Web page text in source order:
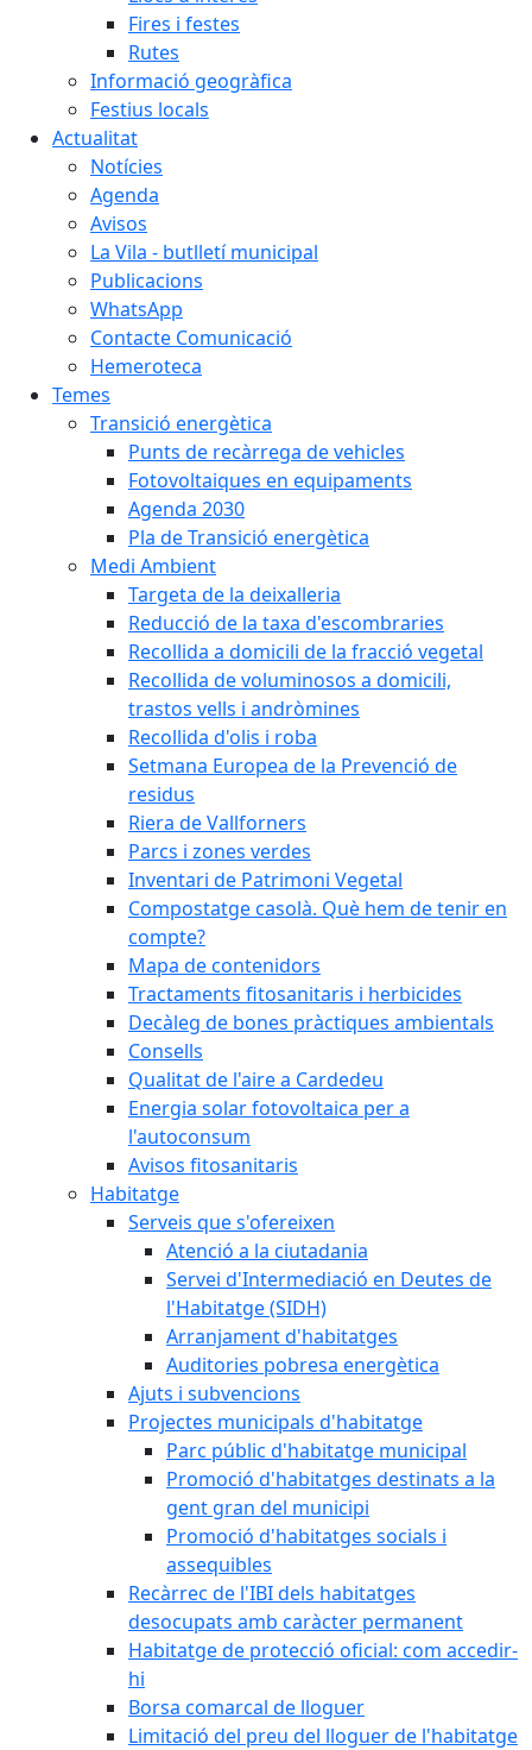
Fires i festes
Rutes
Informació geogràfica
Festius locals
Actualitat
Notícies
Agenda
Avisos
La Vila - butlletí municipal
Publicacions
WhatsApp
Contacte Comunicació
Hemeroteca
Temes
Transició energètica
Punts de recàrrega de vehicles
Fotovoltaiques en equipaments
Agenda 2030
Pla de Transició energètica
Medi Ambient
Targeta de la deixalleria
Reducció de la taxa d'escombraries
Recollida a domicili de la fracció vegetal
Recollida de voluminosos a domicili,
trastos vells i andròmines
Recollida d'olis i roba
Setmana Europea de la Prevenció de
residus
Riera de Vallforners
Parcs i zones verdes
Inventari de Patrimoni Vegetal
Compostatge casolà. Què hem de tenir en
compte?
Mapa de contenidors
Tractaments fitosanitaris i herbicides
Decàleg de bones pràctiques ambientals
Consells
Qualitat de l'aire a Cardedeu
Energia solar fotovoltaica per a
l'autoconsum
Avisos fitosanitaris
Habitatge
Serveis que s'ofereixen
Atenció a la ciutadania
Servei d'Intermediació en Deutes de
l'Habitatge (SIDH)
Arranjament d'habitatges
Auditories pobresa energètica
Ajuts i subvencions
Projectes municipals d'habitatge
Parc públic d'habitatge municipal
Promoció d'habitatges destinats a la
gent gran del municipi
Promoció d'habitatges socials i
assequibles
Recàrrec de l'IBI dels habitatges
desocupats amb caràcter permanent
Habitatge de protecció oficial: com accedir-
hi
Borsa comarcal de lloguer
Limitació del preu del lloguer de l'habitatge